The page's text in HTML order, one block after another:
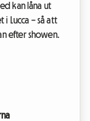
kan låna ut
Lucca – så att
efter showen.